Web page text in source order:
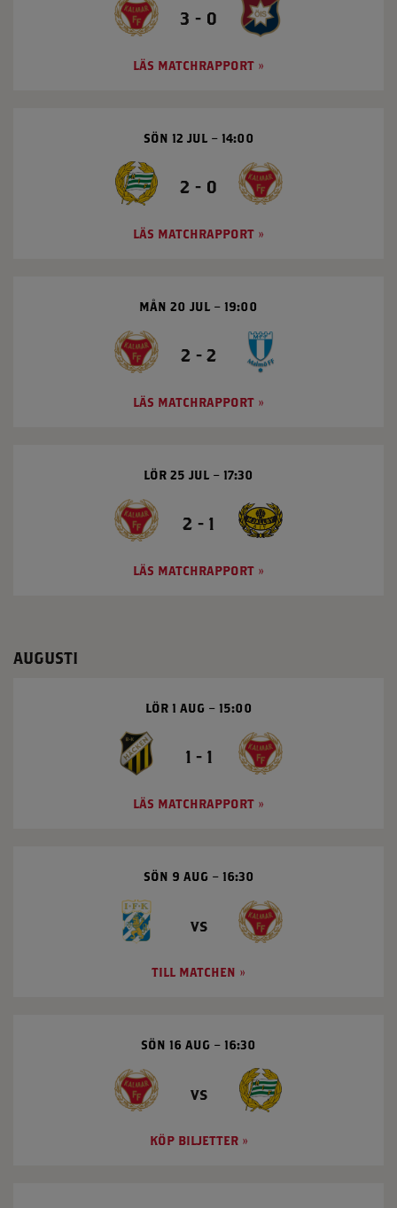
3 - 0
LÄS MATCHRAPPORT
2 - 0
SÖN 12 JUL 14:00
LÄS MATCHRAPPORT
2 - 2
MÅN 20 JUL 19:00
LÄS MATCHRAPPORT
2 - 1
LÖR 25 JUL 17:30
LÄS MATCHRAPPORT
AUGUSTI
1 - 1
LÖR 1 AUG 15:00
LÄS MATCHRAPPORT
vs
SÖN 9 AUG 16:30
TILL MATCHEN
vs
SÖN 16 AUG 16:30
KÖP BILJETTER